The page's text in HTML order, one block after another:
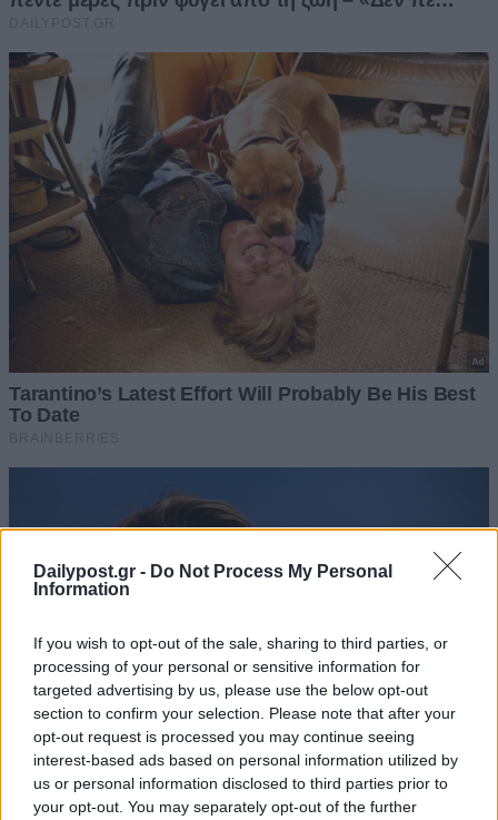
Dailypost.gr - Do Not Process My Personal
Information
If you wish to opt-out of the sale, sharing to third parties, or
processing of your personal or sensitive information for
targeted advertising by us, please use the below opt-out
section to confirm your selection. Please note that after your
opt-out request is processed you may continue seeing
interest-based ads based on personal information utilized by
us or personal information disclosed to third parties prior to
your opt-out. You may separately opt-out of the further